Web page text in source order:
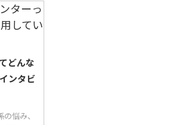
どんな
ンタビ
悩み、